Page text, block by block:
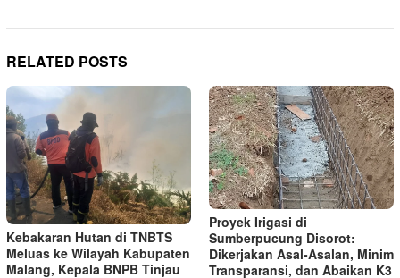
RELATED POSTS
Kebakaran Hutan di TNBTS
Meluas ke Wilayah Kabupaten
Malang, Kepala BNPB Tinjau
Proyek Irigasi di
Sumberpucung Disorot:
Dikerjakan Asal-Asalan, Minim
Transparansi, dan Abaikan K3